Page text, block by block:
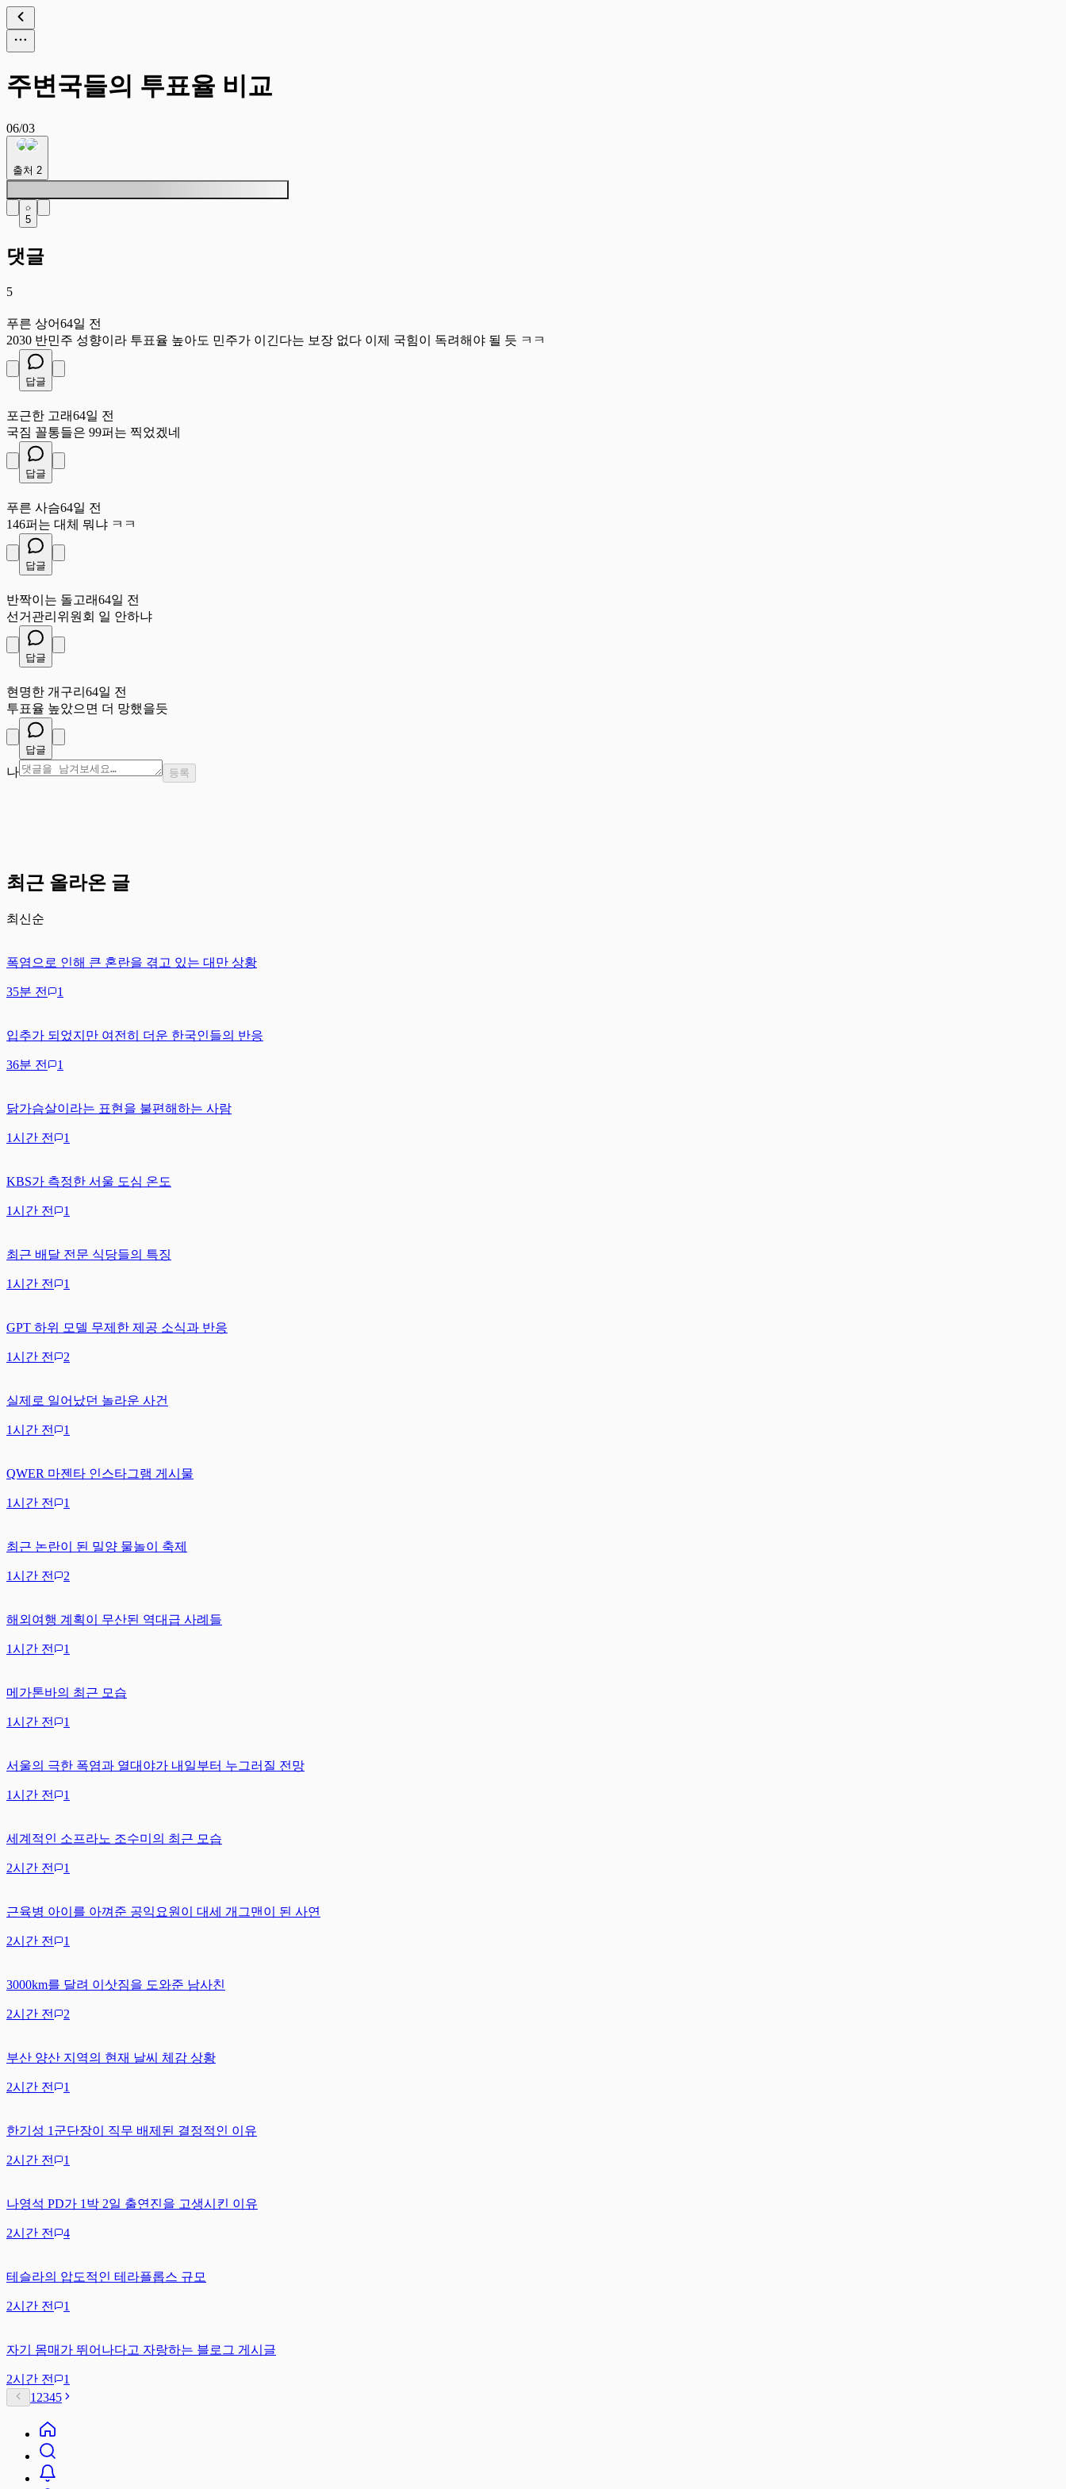
주변국들의 투표율 비교
06/03
출처 2
5
댓글
5
푸른 상어64일 전
2030 반민주 성향이라 투표율 높아도 민주가 이긴다는 보장 없다 이제 국힘이 독려해야 될 듯 ㅋㅋ
답글
포근한 고래64일 전
국짐 꼴통들은 99퍼는 찍었겠네
답글
푸른 사슴64일 전
146퍼는 대체 뭐냐 ㅋㅋ
답글
반짝이는 돌고래64일 전
선거관리위원회 일 안하냐
답글
현명한 개구리 64일 전
투표율 높았으면 더 망했을듯
답글
나 등록
최근 올라온 글
최신순
폭염으로 인해 큰 혼란을 겪고 있는 대만 상황
35분 전 1
입추가 되었지만 여전히 더운 한국인들의 반응
36분 전 1
닭가슴살이라는 표현을 불편해하는 사람
1시간 전 1
KBS가 측정한 서울 도심 온도
1시간 전 1
최근 배달 전문 식당들의 특징
1시간 전 1
GPT 하위 모델 무제한 제공 소식과 반응
1시간 전 2
실제로 일어났던 놀라운 사건
1시간 전 1
QWER 마젠타 인스타그램 게시물
1시간 전 1
최근 논란이 된 밀양 물놀이 축제
1시간 전 2
해외여행 계획이 무산된 역대급 사례들
1시간 전 1
메가톤바의 최근 모습
1시간 전 1
서울의 극한 폭염과 열대야가 내일부터 누그러질 전망
1시간 전 1
세계적인 소프라노 조수미의 최근 모습
2시간 전 1
근육병 아이를 아껴준 공익요원이 대세 개그맨이 된 사연
2시간 전 1
3000km를 달려 이삿짐을 도와준 남사친
2시간 전 2
부산 양산 지역의 현재 날씨 체감 상황
2시간 전 1
한기성 1군단장이 직무 배제된 결정적인 이유
2시간 전 1
나영석 PD가 1박 2일 출연진을 고생시킨 이유
2시간 전 4
테슬라의 압도적인 테라플롭스 규모
2시간 전 1
자기 몸매가 뛰어나다고 자랑하는 블로그 게시글
2시간 전
1
1 2345